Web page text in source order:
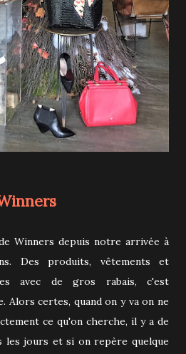
Winners depuis notre arrivée à
Des produits, vêtements et
avec de gros rabais, c'est
Alors certes, quand on y va on ne
ce qu'on cherche, il y a de
les jours et si on repère quelque